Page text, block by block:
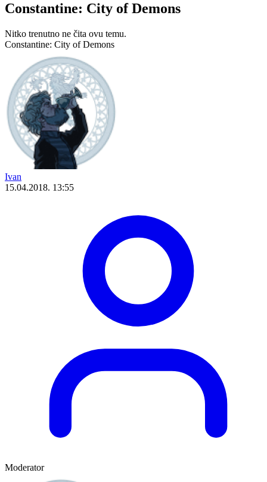
Constantine: City of Demons
Nitko trenutno ne čita ovu temu.
Constantine: City of Demons
Ivan
15.04.2018. 13:55
Moderator